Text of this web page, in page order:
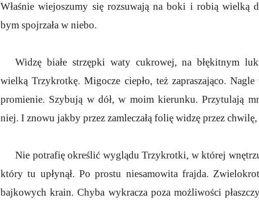
Właśnie wiejoszumy się rozsuwają na boki i robią wielką
bym spojrzała w niebo.
Widzę białe strzępki waty cukrowej, na błękitnym
wielką Trzykrotkę. Migocze ciepło, też zapraszająco.
promienie. Szybują w dół, w moim kierunku. Przytulają
niej. I znowu jakby przez zamleczałą folię widzę przez
Nie potrafię określić wyglądu Trzykrotki, w której
który tu upłynął. Po prostu niesamowita frajda.
bajkowych krain. Chyba wykracza poza możliwości